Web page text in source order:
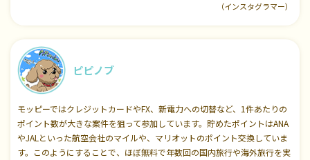
（インスタグラマー）
ピピノブ
モッピーではクレジットカードやFX、新電力への切替など、1件あたりの
ポイント数が大きな案件を狙って参加しています。貯めたポイントはANA
やJALといった航空会社のマイルや、マリオットのポイント交換していま
す。このようにすることで、ほぼ無料で年数回の国内旅行や海外旅行を実